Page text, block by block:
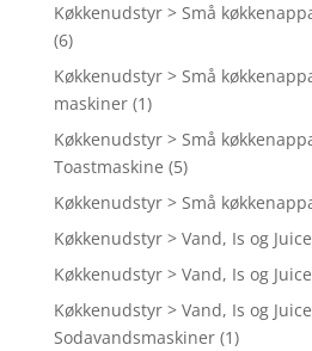
Køkkenudstyr > Små
(6)
Køkkenudstyr > Små
maskiner (1)
Køkkenudstyr > Små
Toastmaskine (5)
Køkkenudstyr > Små
Køkkenudstyr > Vand, Is og
Køkkenudstyr > Vand, Is og
Køkkenudstyr > Vand, Is og
Sodavandsmaskiner (1)